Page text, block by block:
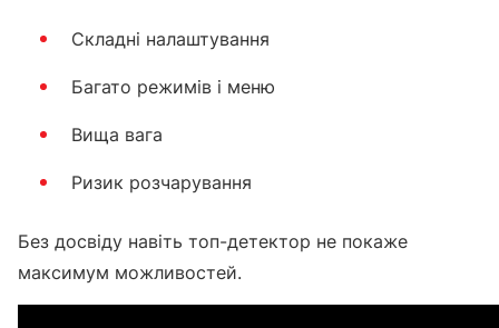
Складні налаштування
Багато режимів і меню
Вища вага
Ризик розчарування
Без досвіду навіть топ-детектор не покаже
максимум можливостей.